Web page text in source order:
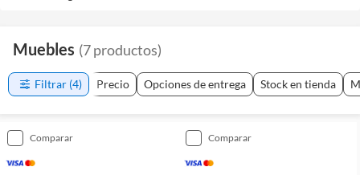
Muebles (7productos)
Filtrar (4) Precio Opciones de entrega Stock en tienda
comparar comparar